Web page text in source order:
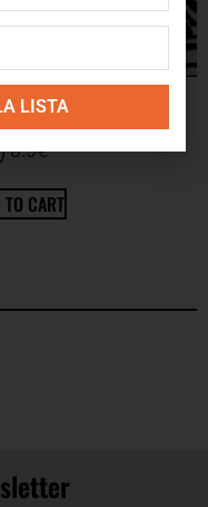
GO FREE
8.5€
CART
LISTA